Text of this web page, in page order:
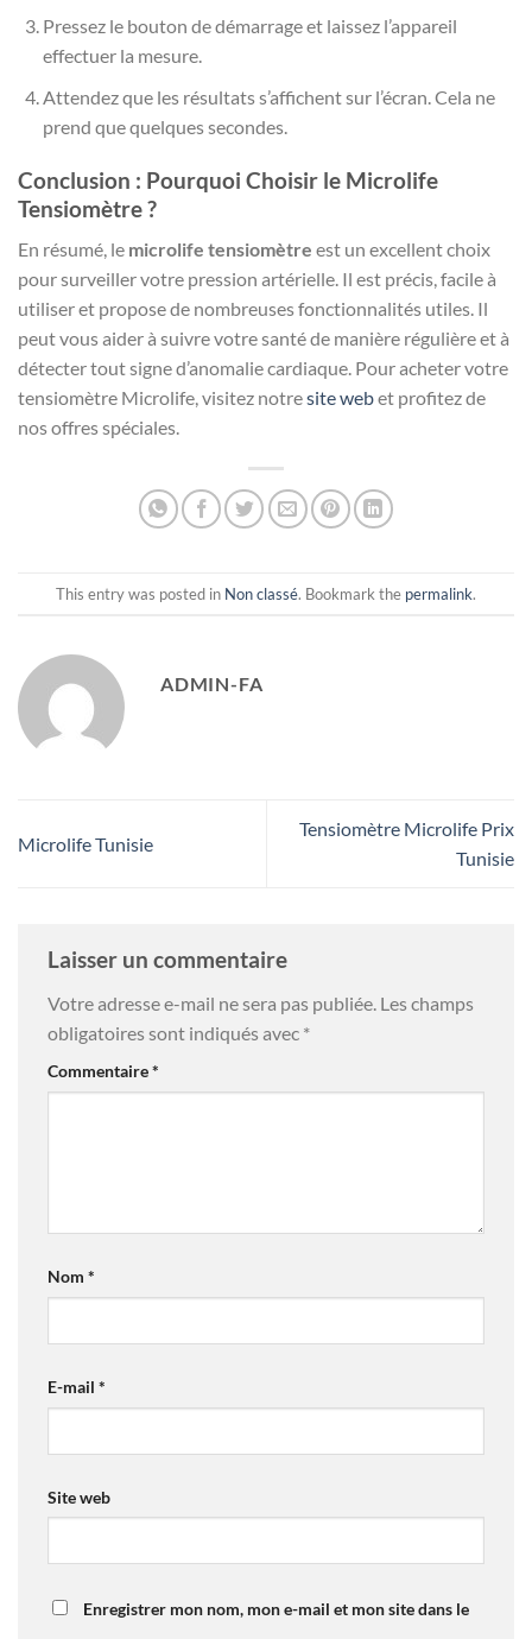
Pressez le bouton de démarrage et laissez l’appareil
effectuer la mesure.
Attendez que les résultats s’affichent sur l’écran. Cela ne
prend que quelques secondes.
Conclusion : Pourquoi Choisir le Microlife
Tensiomètre ?
En résumé, le microlife tensiomètre est un excellent choix
pour surveiller votre pression artérielle. Il est précis, facile à
utiliser et propose de nombreuses fonctionnalités utiles. Il
peut vous aider à suivre votre santé de manière régulière et à
détecter tout signe d’anomalie cardiaque. Pour acheter votre
tensiomètre Microlife, visitez notresite webet profitez de
nos offres spéciales.
This entry was posted in Non classé. Bookmark the permalink.
ADMIN-FA
Microlife Tunisie
Tensiomètre Microlife Prix
Tunisie
Laisser un commentaire
Votre adresse e-mail ne sera pas publiée. Les champs
obligatoires sont indiqués avec *
Commentaire*
Nom *
E-mail *
Site web
Enregistrer mon nom, mon e-mail et mon site dans le